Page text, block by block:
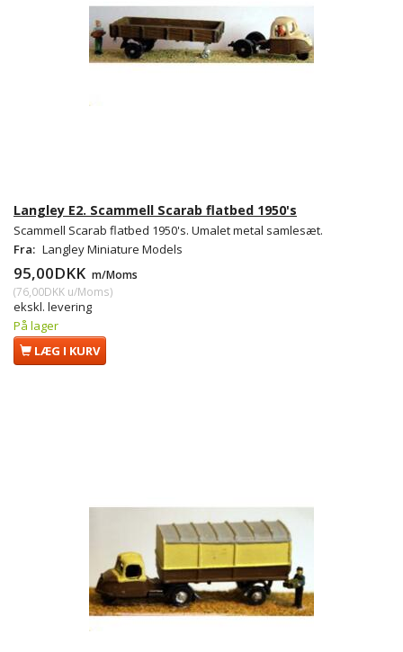
Langley E2. Scammell Scarab flatbed 1950's
Scammell Scarab flatbed 1950's. Umalet metal samlesæt.
Fra: Langley Miniature Models
95,00DKK m/Moms
(76,00DKK u/Moms)
ekskl. levering
På lager
LÆG I KURV